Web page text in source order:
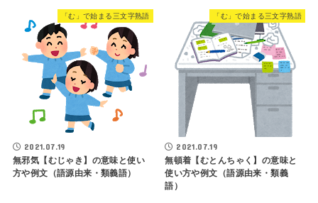
「む」で始まる三文字熟語
2021.07.19
無邪気【むじゃき】の意味と使い
方や例文（語源由来・類義語）
「む」で始まる三文字熟語
2021.07.19
無頓着【むとんちゃく】の意味と
使い方や例文（語源由来・類義
語）